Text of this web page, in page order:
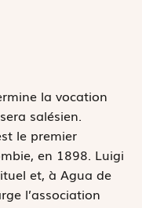
la vocation
salésien.
le premier
en 1898. Luigi
et, à Agua de
l’association